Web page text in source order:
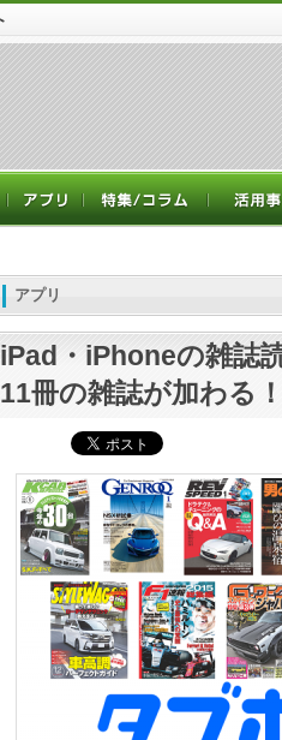
アプリ
iPad・iPhoneの雑誌
11冊の雑誌が加わる